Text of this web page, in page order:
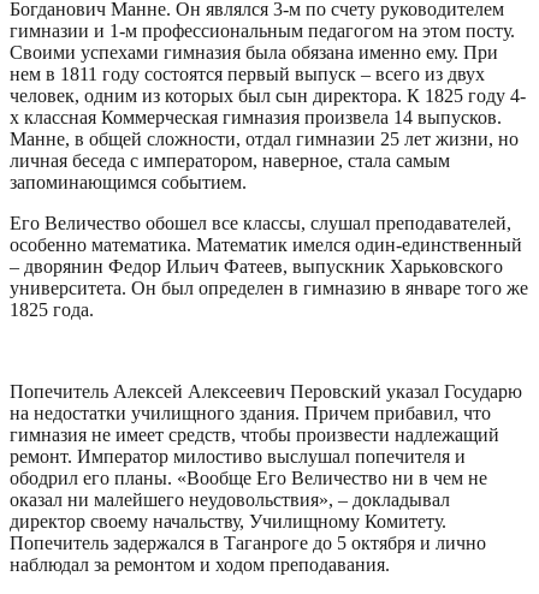
Богданович Манне. Он являлся 3-м по счету руководителем
гимназии и 1-м профессиональным педагогом на этом посту.
Своими успехами гимназия была обязана именно ему. При
нем в 1811 году состоятся первый выпуск – всего из двух
человек, одним из которых был сын директора. К 1825 году 4-
х классная Коммерческая гимназия произвела 14 выпусков.
Манне, в общей сложности, отдал гимназии 25 лет жизни, но
личная беседа с императором, наверное, стала самым
запоминающимся событием.
Его Величество обошел все классы, слушал преподавателей,
особенно математика. Математик имелся один-единственный
– дворянин Федор Ильич Фатеев, выпускник Харьковского
университета. Он был определен в гимназию в январе того же
1825 года.
Попечитель Алексей Алексеевич Перовский указал Государю
на недостатки училищного здания. Причем прибавил, что
гимназия не имеет средств, чтобы произвести надлежащий
ремонт. Император милостиво выслушал попечителя и
ободрил его планы. «Вообще Его Величество ни в чем не
оказал ни малейшего неудовольствия», – докладывал
директор своему начальству, Училищному Комитету.
Попечитель задержался в Таганроге до 5 октября и лично
наблюдал за ремонтом и ходом преподавания.